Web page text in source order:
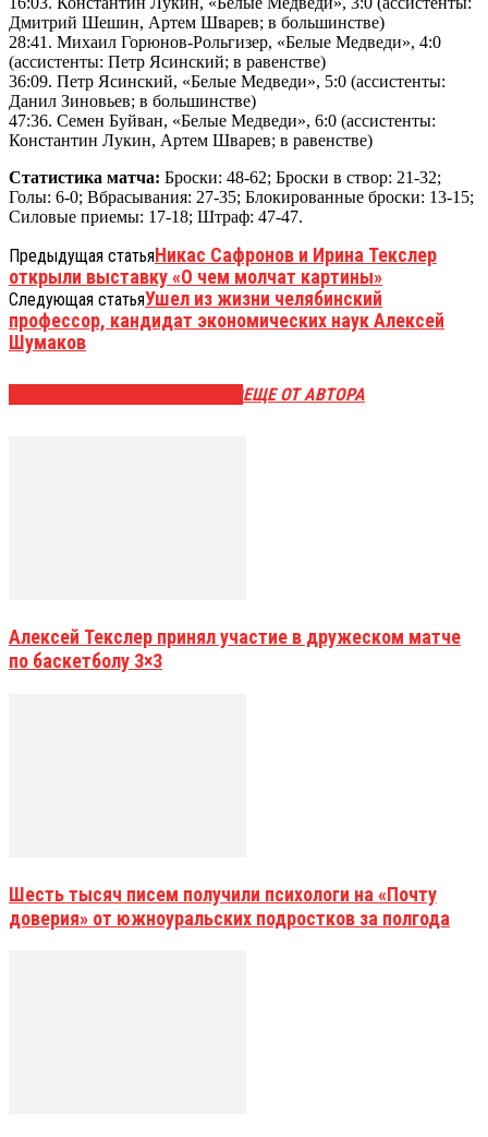
Дмитрий Шешин, Артем Шварев; в большинстве)
28:41. Михаил Горюнов-Рольгизер, «Белые Медведи», 4:0
(ассистенты: Петр Ясинский; в равенстве)
36:09. Петр Ясинский, «Белые Медведи», 5:0 (ассистенты:
Данил Зиновьев; в большинстве)
47:36. Семен Буйван, «Белые Медведи», 6:0 (ассистенты:
Константин Лукин, Артем Шварев; в равенстве)
Статистика матча: Броски: 48-62; Броски в створ: 21-32;
Голы: 6-0; Вбрасывания: 27-35; Блокированные броски: 13-15;
Силовые приемы: 17-18; Штраф: 47-47.
Предыдущая статьяНикас Сафронов и Ирина Текслер
открыли выставку «О чем молчат картины»
Следующая статьяУшел из жизни челябинский
профессор, кандидат экономических наук Алексей
Шумаков
ЕЩЕ ОТ АВТОРА
Алексей Текслер принял участие в дружеском матче
по баскетболу 3×3
Шесть тысяч писем получили психологи на «Почту
доверия» от южноуральских подростков за полгода